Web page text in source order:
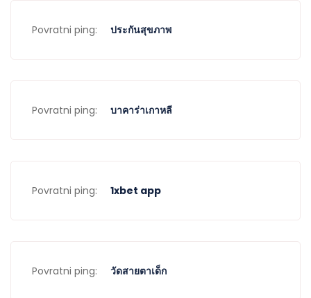
Povratni ping: ประกันสุขภาพ
Povratni ping: บาคาร่าเกาหลี
Povratni ping: 1xbet app
Povratni ping: วัดสายตาเด็ก